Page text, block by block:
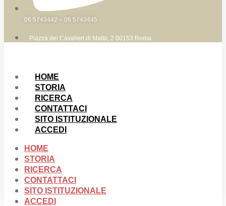
06 5743442 – 06 5743445
Piazza dei Cavalieri di Malta, 2 00153 Roma
HOME
STORIA
RICERCA
CONTATTACI
SITO ISTITUZIONALE
ACCEDI
HOME
STORIA
RICERCA
CONTATTACI
SITO ISTITUZIONALE
ACCEDI